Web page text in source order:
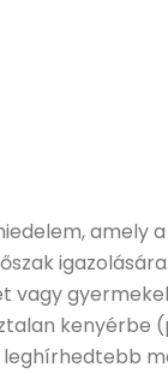
amely a
vagy
kenyérbe